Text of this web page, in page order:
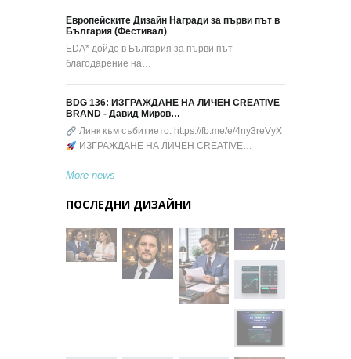
Европейските Дизайн Награди за първи път в
България (Фестивал)
EDA* дойде в България за първи път
благодарение на…
BDG 136: ИЗГРАЖДАНЕ НА ЛИЧЕН CREATIVE
BRAND - Давид Миров…
Линк към събитието: https://fb.me/e/4ny3reVyX
ИЗГРАЖДАНЕ НА ЛИЧЕН CREATIVE…
More news
ПОСЛЕДНИ ДИЗАЙНИ